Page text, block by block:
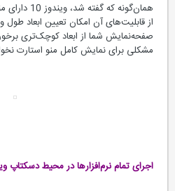
همان‌گونه که
از قابلیت‌های آن امکان تعیین ابعاد طول
صفحه‌نمایش شما از ابعاد کوچک‌تری
مشکلی برای نمایش کامل منو استارت
اجرای تمام نرم‌افزارها در محیط دسکتاپ